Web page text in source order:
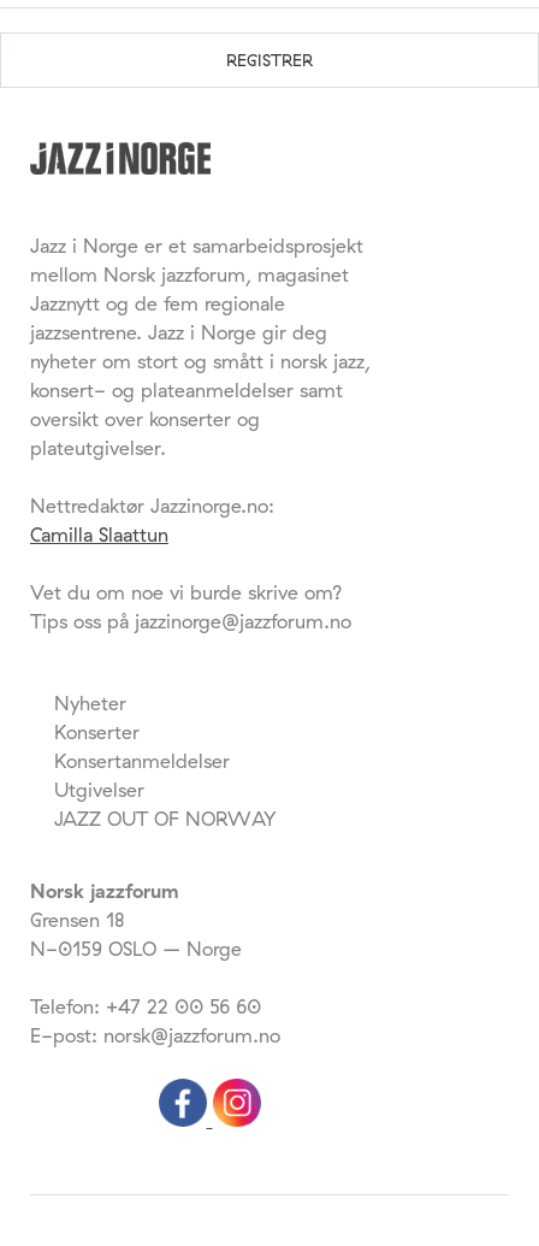
Jazz i Norge er et samarbeidsprosjekt
mellom Norsk jazzforum, magasinet
Jazznytt og de fem regionale
jazzsentrene. Jazz i Norge gir deg
nyheter om stort og smått i norsk jazz,
konsert- og plateanmeldelser samt
oversikt over konserter og
plateutgivelser.
Nettredaktør Jazzinorge.no:
Camilla Slaattun
Vet du om noe vi burde skrive om?
Tips oss på jazzinorge@jazzforum.no
Nyheter
Konserter
Konsertanmeldelser
Utgivelser
JAZZ OUT OF NORWAY
Norsk jazzforum
Grensen 18
N-0159 OSLO – Norge
Telefon: +47 22 00 56 60
E-post: norsk@jazzforum.no